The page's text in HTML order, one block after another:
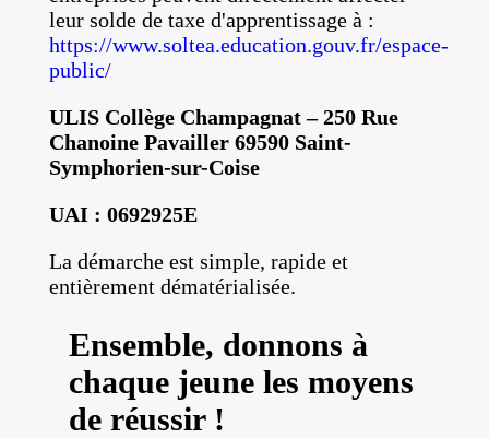
leur solde de taxe d'apprentissage à :
https://www.soltea.education.gouv.fr/espace-
public/
ULIS Collège Champagnat – 250 Rue
Chanoine Pavailler 69590 Saint-
Symphorien-sur-Coise
UAI : 0692925E
La démarche est simple, rapide et
entièrement dématérialisée.
Ensemble, donnons à
chaque jeune les moyens
de réussir !